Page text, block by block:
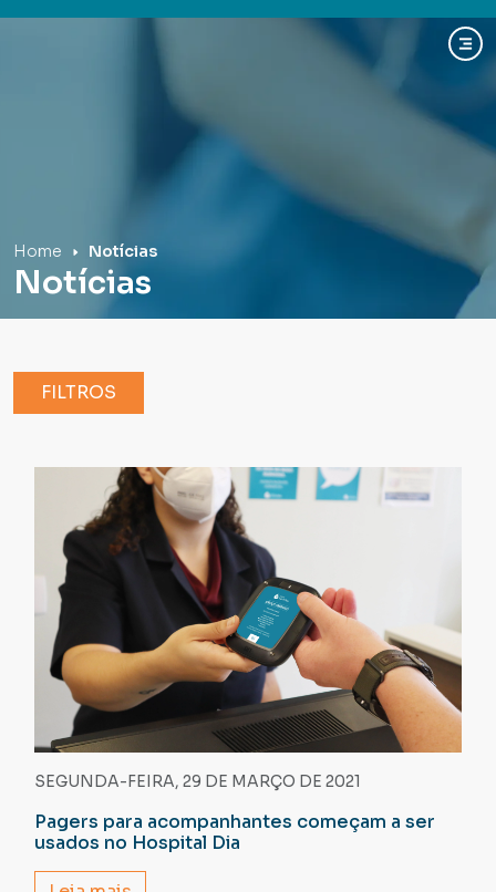
Home Notícias
Notícias
FILTROS
SEGUNDA-FEIRA, 29 DE MARÇO DE 2021
Pagers para acompanhantes começam a ser
usados no Hospital Dia